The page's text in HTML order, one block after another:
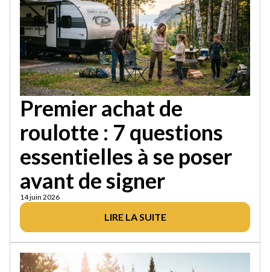
Premier achat de
roulotte : 7 questions
essentielles à se poser
avant de signer
14 juin 2026
LIRE LA SUITE